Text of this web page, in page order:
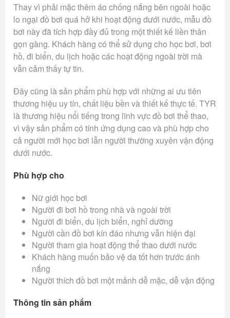
Thay vì phải mặc thêm áo chống nắng bên ngoài hoặc
lo ngại đồ bơi quá hở khi hoạt động dưới nước, mẫu đồ
bơi này đã tích hợp đầy đủ trong một thiết kế liền thân
gọn gàng. Khách hàng có thể sử dụng cho học bơi, bơi
hồ, đi biển, du lịch hoặc các hoạt động ngoài trời mà
vẫn cảm thấy tự tin.
Đây cũng là sản phẩm phù hợp với những ai ưu tiên
thương hiệu uy tín, chất liệu bền và thiết kế thực tế. TYR
là thương hiệu nổi tiếng trong lĩnh vực đồ bơi thể thao,
vì vậy sản phẩm có tính ứng dụng cao và phù hợp cho
cả người mới học bơi lẫn người thường xuyên vận động
dưới nước.
Phù hợp cho
Nữ giới học bơi
Người đi bơi hồ trong nhà và ngoài trời
Người đi biển, du lịch biển, nghỉ dưỡng
Người cần đồ bơi kín đáo nhưng vẫn hiện đại
Người tham gia hoạt động thể thao dưới nước
Khách hàng muốn bảo vệ da tốt hơn trước ánh
nắng
Người thích đồ bơi một mảnh dễ mặc, dễ vận động
Thông tin sản phẩm